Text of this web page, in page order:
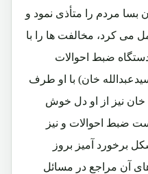
بسا مردم را متأذی نمود و
می کرد، مخالفت ها را با
ضبط احوالات
خان) با او طرف
خان نیز از او دل خوش
ضبط احوالات و نیز
برخورد آمیز بروز
آن مراجع در مسائل